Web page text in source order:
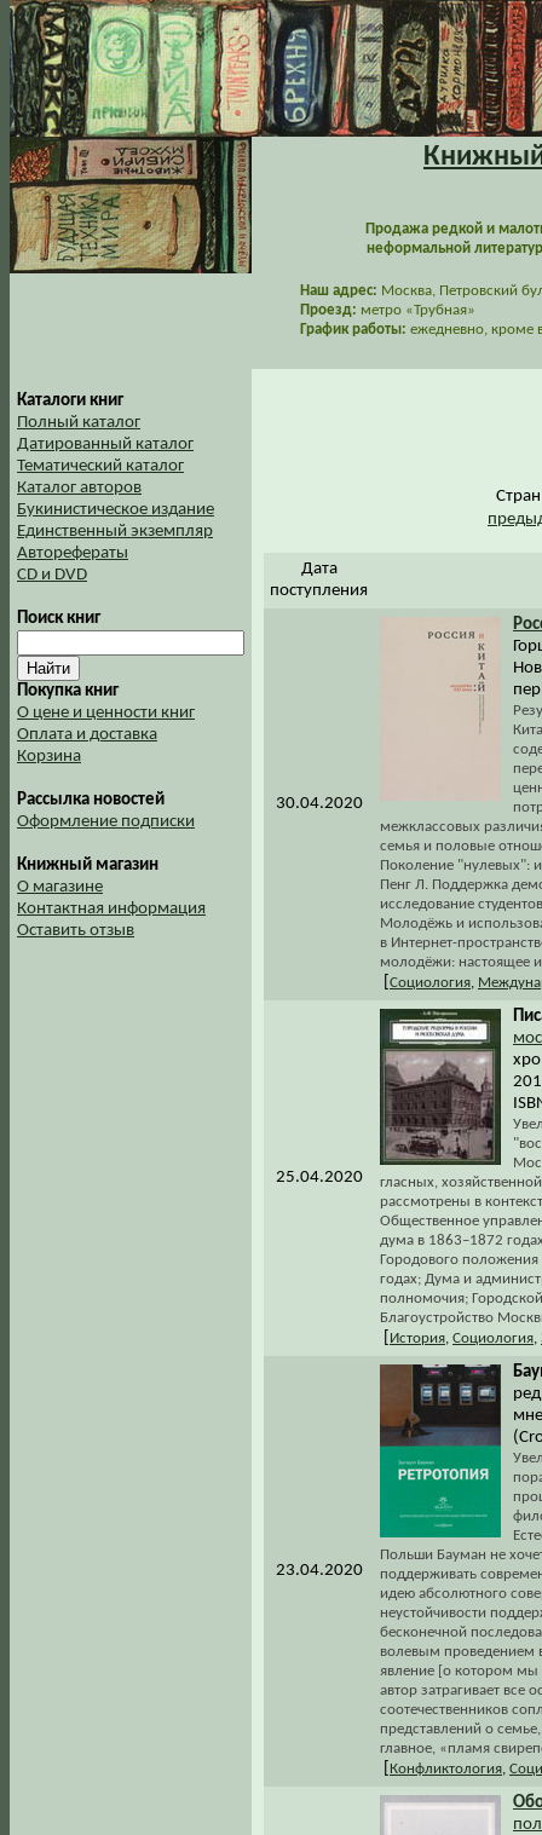
Книжный
Продажа редкой и
неформальной
Наш адрес: Москва, Петровский
Проезд: метро «Трубная»
График работы: ежедневно, кроме
Каталоги книг
Полный каталог
Датированный каталог
Тематический каталог
Каталог авторов
Букинистическое издание
Единственный экземпляр
Авторефераты
CD и DVD
Поиск книг
Покупка книг
О цене и ценности книг
Оплата и доставка
Корзина
Рассылка новостей
Оформление подписки
Книжный магазин
О магазине
Контактная информация
Оставить отзыв
Дата
поступления
30.04.2020
межклассовых
семья и половые
Поколение "нулевых":
Пенг Л. Поддержка
исследование
Молодёжь и
в Интернет-
молодёжи: настоящее
Социология
25.04.2020
гласных,
рассмотрены в
Общественное
дума в 1863–1872
Городового
годах; Дума и
полномочия;
Благоустройство
История Социология
23.04.2020
Польши Бауман не
поддерживать
идею абсолютного
неустойчивости
бесконечной
волевым проведением
явление [о котором мы
автор затрагивает
соотечественников
представлений о
главное, «пламя
Конфликтология